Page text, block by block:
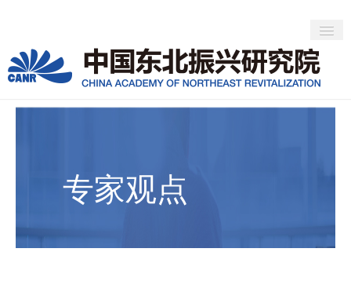
首页
人才培养
首页 > 专家观点
专家观点